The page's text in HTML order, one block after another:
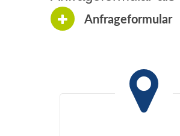
Anfrageformular